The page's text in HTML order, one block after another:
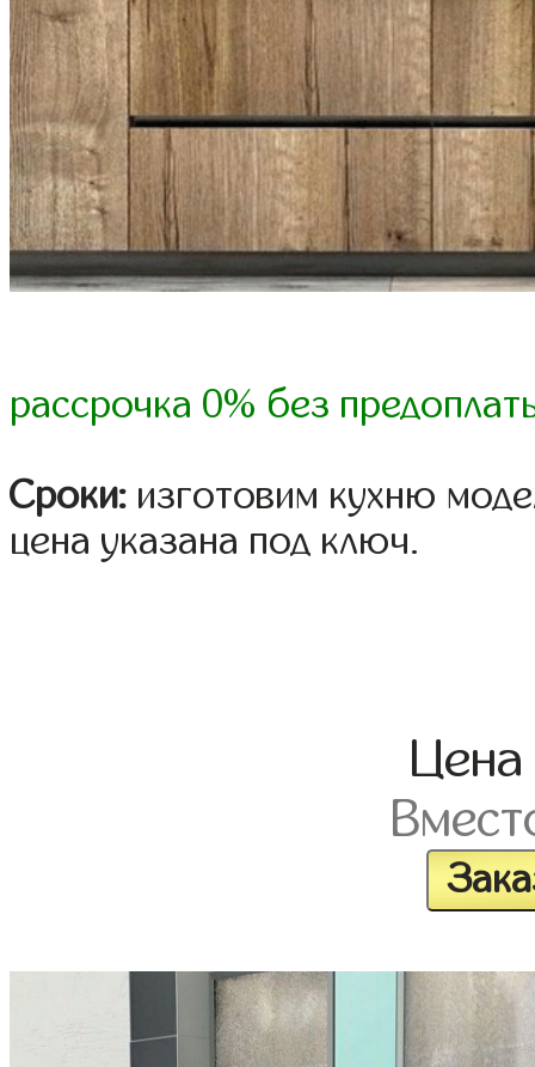
рассрочка 0% без
Сроки: изготовим кухню
цена указана под ключ.